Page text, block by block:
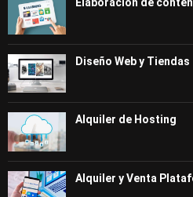
Diseño Web y Tiendas
Alquiler de Hosting
Alquiler y Venta